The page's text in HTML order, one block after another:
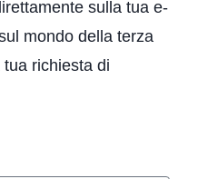
sulla tua e-
mondo della terza
richiesta di